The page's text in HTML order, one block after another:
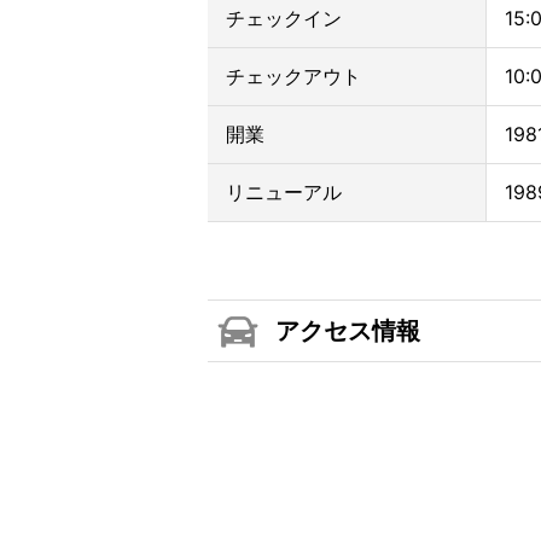
チェックイン
チェックアウト
開業
リニューアル
アクセス情報